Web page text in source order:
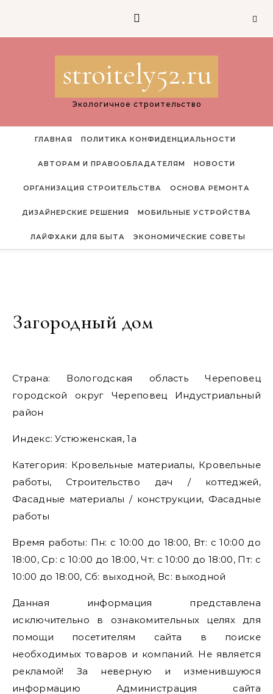
stroitely52.ru
Экологичное строительство
ГЛАВНАЯ ПОЛИТИКА КОНФИДЕНЦИАЛЬНОСТИ
АВТОРАМ И ПРАВООБЛАДАТЕЛЯМ НОВОСТИ
ОРГАНИЗАЦИЯ СТРОИТЕЛЬСТВА ОСНОВА РЕМОНТА
ДИЗАЙНЕРСКИЕ РЕШЕНИЯ МОБИЛЬНЫЕ УСТРОЙСТВА
ЛАЙФХАКИ ДЛЯ БЫТА ЭКОНОМИЧЕСКИЕ СОВЕТЫ
Загородный дом
Страна: Вологодская область Череповец
городской округ Череповец Индустриальный
район
Индекс: Устюженская, 1а
Категория: Кровельные материалы, Кровельные
работы, Строительство дач / коттеджей,
Фасадные материалы / конструкции, Фасадные
работы
Время работы: Пн: с 10:00 до 18:00, Вт: с 10:00 до
18:00, Ср: с 10:00 до 18:00, Чт: с 10:00 до 18:00, Пт: с
10:00 до 18:00, Сб: выходной, Вс: выходной
Данная информация представлена
исключительно в ознакомительных целях для
помощи посетителям сайта в поиске
необходимых товаров и компаний. Не является
рекламой! За неверную и изменившуюся
информацию Администрация сайта